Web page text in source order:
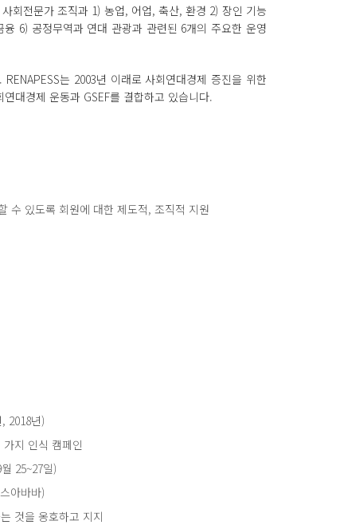
회전문가 조직과 1) 농업, 어업, 축산, 환경 2) 장인 기능
6) 공정무역과 연대 관광과 관련된 6개의 주요한 운영
는 2003년 이래로 사회연대경제 증진을 위한
대경제 운동과 GSEF를 결합하고 있습니다.
수 있도록 회원에 대한 제도적, 조직적 지원
2018년)
지 인식 캠페인
25~27일)
아바바)
것을 옹호하고 지지